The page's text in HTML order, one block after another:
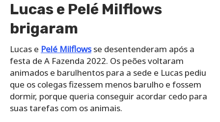
Lucas e Pelé Milflows
brigaram
Lucas e Pelé Milflowsse desentenderam após a
festa de A Fazenda 2022. Os peões voltaram
animados e barulhentos para a sede e Lucas pediu
que os colegas fizessem menos barulho e fossem
dormir, porque queria conseguir acordar cedo para
suas tarefas com os animais.